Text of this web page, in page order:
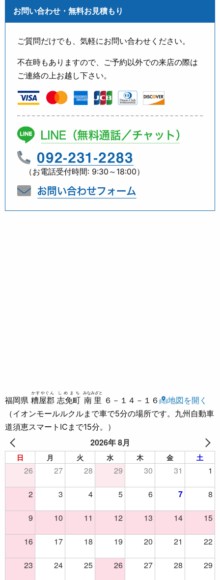
お問い合わせ・無料お見積もり
ご質問だけでも、気軽にお問い合わせください。
不在時もありますので、ご予約以外での来店の際は
ご連絡の上お越し下さい。
（お電話受付時間: 9:30～18:00）
福岡県 糟屋郡
かすやぐん
志免町
しめまち
南里
みなみざと
６－１４－１６
地図を開く
（イオンモールルクルまで車で5分の場所です。九州自動車
道須恵スマートICまで15分。）
2026年 8月
日 月 火 水 木 金 土
26 27 28 29 30 31 1
2 3 4 5 6 7 8
9 10 11 12 13 14 15
16 17 18 19 20 21 22
23 24 25 26 27 28 29